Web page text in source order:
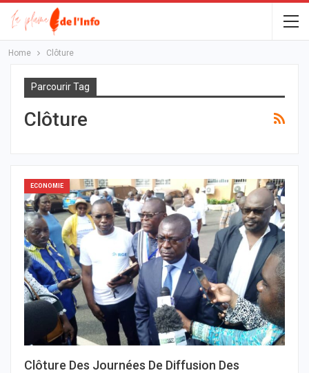
Home Clôture
Parcourir Tag
Clôture
ECONOMIE
Clôture Des Journées De Diffusion Des